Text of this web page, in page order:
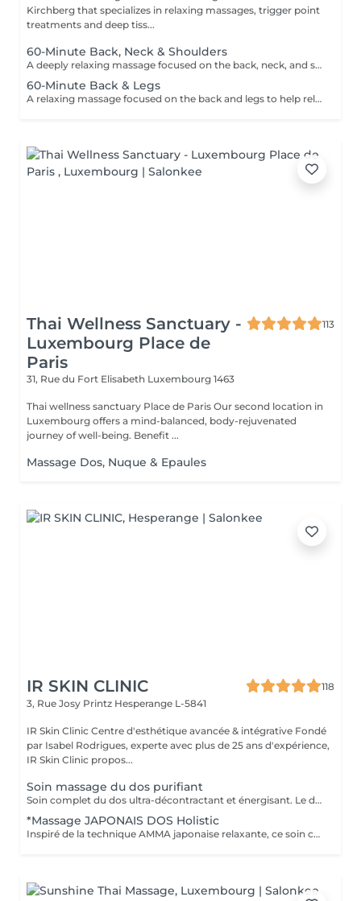
Kirchberg that specializes in relaxing massages, trigger point
treatments and deep tiss...
60-Minute Back, Neck & Shoulders
A deeply relaxing massage focused on the back, neck, and shoulders to help relieve tension, reduce stress, and promote overall wellbeing. Using smooth flowing techniques and oil, this treatment helps ease muscular tightness, calm the nervous system, and restore a sense of relaxation and balance.
60-Minute Back & Legs
A relaxing massage focused on the back and legs to help relieve muscular tension, reduce stress, and promote overall relaxation. Using smooth flowing techniques and oil, this treatment helps ease tightness, improve circulation, and leave the body feeling lighter, calmer, and refreshed.
Thai Wellness Sanctuary -
Luxembourg Place de
Paris
113
31, Rue du Fort Elisabeth Luxembourg 1463
Thai wellness sanctuary Place de Paris Our second location in
Luxembourg offers a mind-balanced, body-rejuvenated
journey of well-being. Benefit ...
Massage Dos, Nuque & Epaules
IR SKIN CLINIC
118
3, Rue Josy Printz Hesperange L-5841
IR Skin Clinic Centre d'esthétique avancée & intégrative Fondé
par Isabel Rodrigues, experte avec plus de 25 ans d'expérience,
IR Skin Clinic propos...
Soin massage du dos purifiant
Soin complet du dos ultra-décontractant et énergisant. Le dos cumule beaucoup de tensions. Afin de les dénouer, ce soin combine un nettoyage avec des produits marins détoxinant et un modelage ultra-relaxant et décontractant du dos et du cuir-chevelu. Résultats : relaxation assurée. Peau visiblement purifiée.
*Massage JAPONAIS DOS Holistic
Inspiré de la technique AMMA japonaise relaxante, ce soin complet associe un massage des zones réflexes du dos ,des trapèzes et de la tête. Grâce à ce massage unique, vous vous sentez revitalisé, relaxé et apaisé. Grâce à des manuvres de pressions et lissages décontractants des trapèzes, du visage et du cuir chevelu, ce massage va venir stimuler la circulation de l'énergie, inhiber les stases musculaires et permettre un apport accrue d'oxygène dans le cerveau. * massages avec signature NINFADAYSPA: un travail sur le flux énergétique, l'équilibre du corps et de l'esprit, Yin Yang, le zen et la méditation, respiration, assouplissement et relaxation absolue.